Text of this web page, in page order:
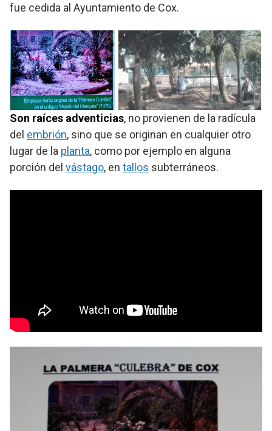
fue cedida al Ayuntamiento de Cox.
Son raíces adventicias, no provienen de la radícula
del embrión, sino que se originan en cualquier otro
lugar de la planta, como por ejemplo en alguna
porción del vástago, en tallos subterráneos.